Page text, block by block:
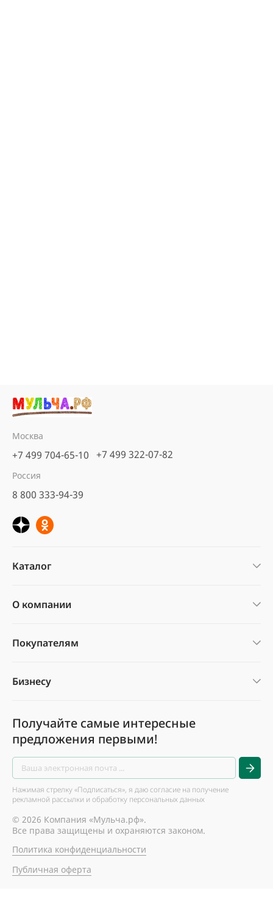
Москва
+7 499 704-65-10 +7 499 322-07-82
Россия
8 800 333-94-39
Каталог
О компании
Покупателям
Бизнесу
Получайте самые интересные
предложения первыми!
Нажимая стрелку «Подписаться», я даю согласие на получение
рекламной рассылки и обработку персональных данных
© 2026 Компания «Мульча.рф».
Все права защищены и охраняются законом.
Политика конфиденциальности
Публичная оферта